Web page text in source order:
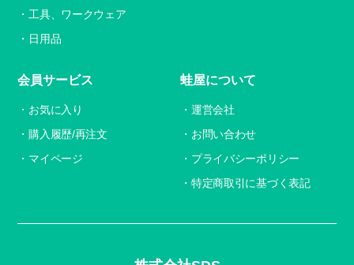
工具、ワークウェア
日用品
会員サービス
お気に入り
購入履歴/再注文
マイページ
蛙屋について
運営会社
お問い合わせ
プライバシーポリシー
特定商取引に基づく表記